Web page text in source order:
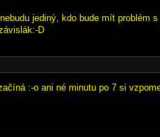
jediný, kdo bude mít problém
D
:-o ani né minutu po 7 si